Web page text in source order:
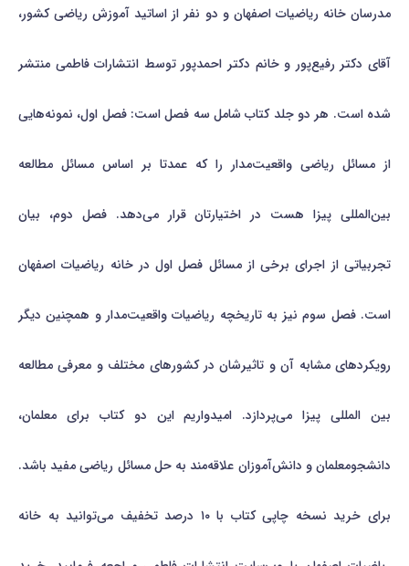
مدرسان خانه رياضيات اصفهان و دو نفر از اساتید آموزش ریاضی کشور،
آقای دکتر رفیع‌پور و خانم دکتر احمدپور توسط انتشارات فاطمی منتشر
شده است. هر دو جلد کتاب شامل سه فصل است: فصل اول، نمونه‌هایی
از مسائل ریاضی واقعیت‌مدار را که عمدتا بر اساس مسائل مطالعه
بین‌المللی پیزا هست در اختیارتان قرار می‌دهد. فصل دوم، بیان
تجربیاتی از اجرای برخی از مسائل فصل اول در خانه رياضيات اصفهان
است. فصل سوم نیز به تاریخچه رياضيات واقعیت‌مدار و همچنین دیگر
رویکردهای مشابه آن و تاثیرشان در کشورهای مختلف و معرفی مطالعه
بین المللی پیزا می‌پردازد. امیدواریم این دو کتاب برای معلمان،
دانشجومعلمان و دانش‌آموزان علاقه‌مند به حل مسائل ریاضی مفید باشد.
برای خرید نسخه چاپی کتاب با ۱۰ درصد تخفیف می‌توانید به خانه